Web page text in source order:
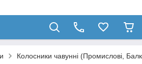
Колосники чавунні (Промислові,